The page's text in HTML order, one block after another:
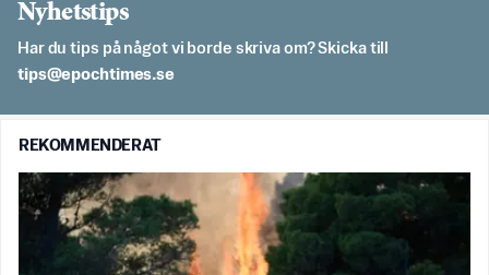
Nyhetstips
Har du tips på något vi borde skriva om? Skicka till
es.semithcope@spit
REKOMMENDERAT